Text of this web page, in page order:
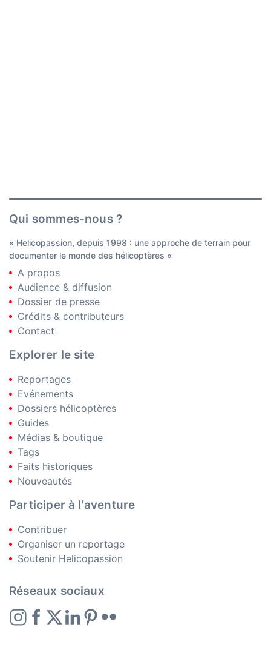
Qui sommes-nous ?
« Helicopassion, depuis 1998 : une approche de terrain pour
documenter le monde des hélicoptères »
A propos
Audience & diffusion
Dossier de presse
Crédits & contributeurs
Contact
Explorer le site
Reportages
Evénements
Dossiers hélicoptères
Guides
Médias & boutique
Tags
Faits historiques
Nouveautés
Participer à l'aventure
Contribuer
Organiser un reportage
Soutenir Helicopassion
Réseaux sociaux